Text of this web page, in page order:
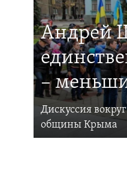
Андрей
–
Дискуссия
общины Крыма